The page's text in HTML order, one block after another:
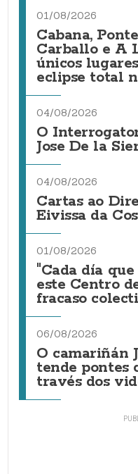
01/08/2026
Cabana,
Carballo e A
únicos
eclipse total
04/08/2026
O
Jose De la
04/08/2026
Cartas ao
Eivissa da
01/08/2026
"Cada día
este Centro
fracaso
06/08/2026
O camariñán
tende pontes
través dos